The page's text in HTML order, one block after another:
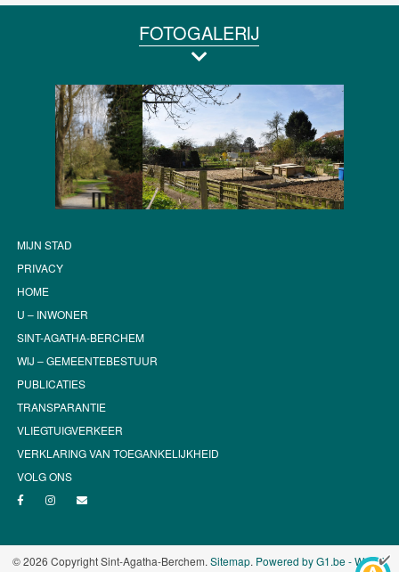
FOTOGALERIJ
MIJN STAD
PRIVACY
HOME
U – INWONER
SINT-AGATHA-BERCHEM
WIJ – GEMEENTEBESTUUR
PUBLICATIES
TRANSPARANTIE
VLIEGTUIGVERKEER
VERKLARING VAN TOEGANKELIJKHEID
VOLG ONS
© 2026 Copyright Sint-Agatha-Berchem. Sitemap. Powered by G1.be - Web &